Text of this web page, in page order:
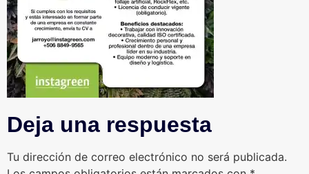
Deja una respuesta
Tu dirección de correo electrónico no será publicada.